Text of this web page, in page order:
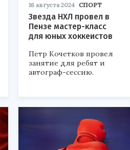
16 августа 2024 СПОРТ
Звезда НХЛ провел в
Пензе мастер-класс
для юных хоккеистов
Петр Кочетков провел
занятие для ребят и
автограф-сессию.